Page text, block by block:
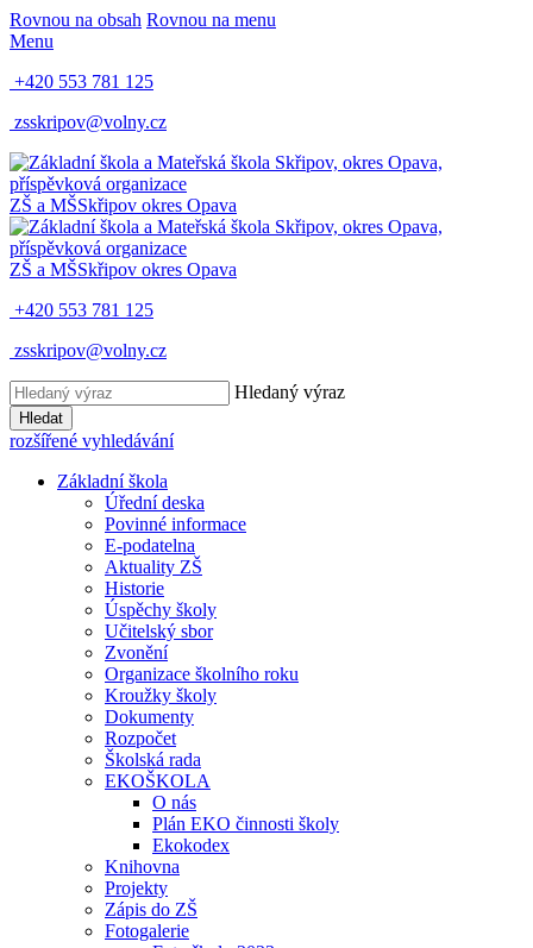
Rovnou na obsah Rovnou na menu
Menu
+420 553 781 125
zsskripov@volny.cz
ZŠ a MŠSkřipov okres Opava
ZŠ a MŠSkřipov okres Opava
+420 553 781 125
zsskripov@volny.cz
Hledaný výraz
Hledat
rozšířené vyhledávání
Základní škola
Úřední deska
Povinné informace
E-podatelna
Aktuality ZŠ
Historie
Úspěchy školy
Učitelský sbor
Zvonění
Organizace školního roku
Kroužky školy
Dokumenty
Rozpočet
Školská rada
EKOŠKOLA
O nás
Plán EKO činnosti školy
Ekokodex
Knihovna
Projekty
Zápis do ZŠ
Fotogalerie